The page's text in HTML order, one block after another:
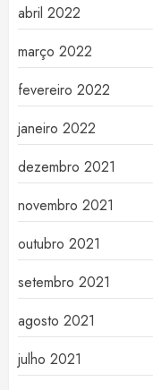
abril 2022
março 2022
fevereiro 2022
janeiro 2022
dezembro 2021
novembro 2021
outubro 2021
setembro 2021
agosto 2021
julho 2021